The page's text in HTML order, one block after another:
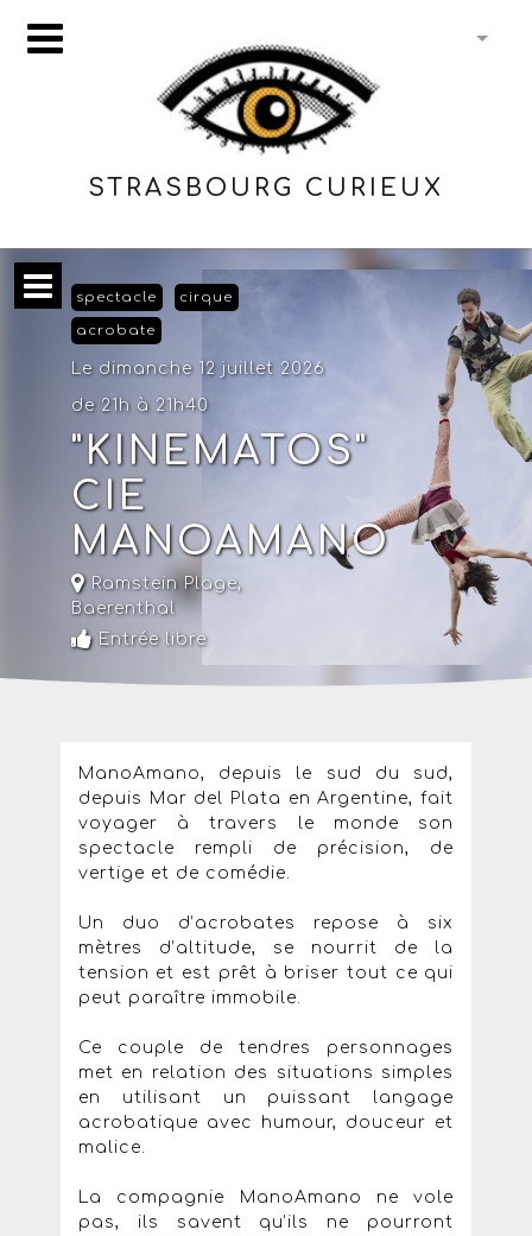
STRASBOURG CURIEUX
spectacle cirque
acrobate
Le dimanche 12 juillet 2026
de 21h à 21h40
"KINEMATOS"
CIE
MANOAMANO
Ramstein Plage,
Baerenthal
Entrée libre
ManoAmano, depuis le sud du sud,
depuis Mar del Plata en Argentine, fait
voyager à travers le monde son
spectacle rempli de précision, de
vertige et de comédie.
Un duo d’acrobates repose à six
mètres d’altitude, se nourrit de la
tension et est prêt à briser tout ce qui
peut paraître immobile.
Ce couple de tendres personnages
met en relation des situations simples
en utilisant un puissant langage
acrobatique avec humour, douceur et
malice.
La compagnie ManoAmano ne vole
pas, ils savent qu’ils ne pourront